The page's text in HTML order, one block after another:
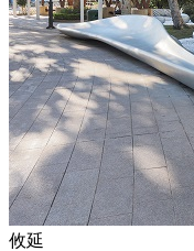
攸延